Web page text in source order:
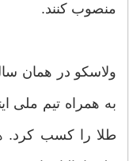
منصوب کنند.
ولاسکو در همان
به همراه تیم ملی
طلا را کسب کرد.